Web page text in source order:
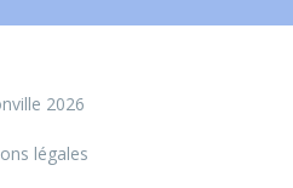
2026
légales